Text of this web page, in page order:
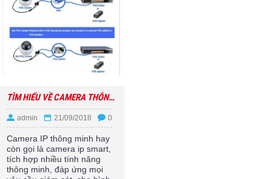
TÌM HIỂU VỀ CAMERA THÔNG MINH CAMERA
admin 21/09/2018 0
Camera IP thông minh hay
còn gọi là camera ip smart,
tích hợp nhiều tính năng
thông minh, đáp ứng mọi